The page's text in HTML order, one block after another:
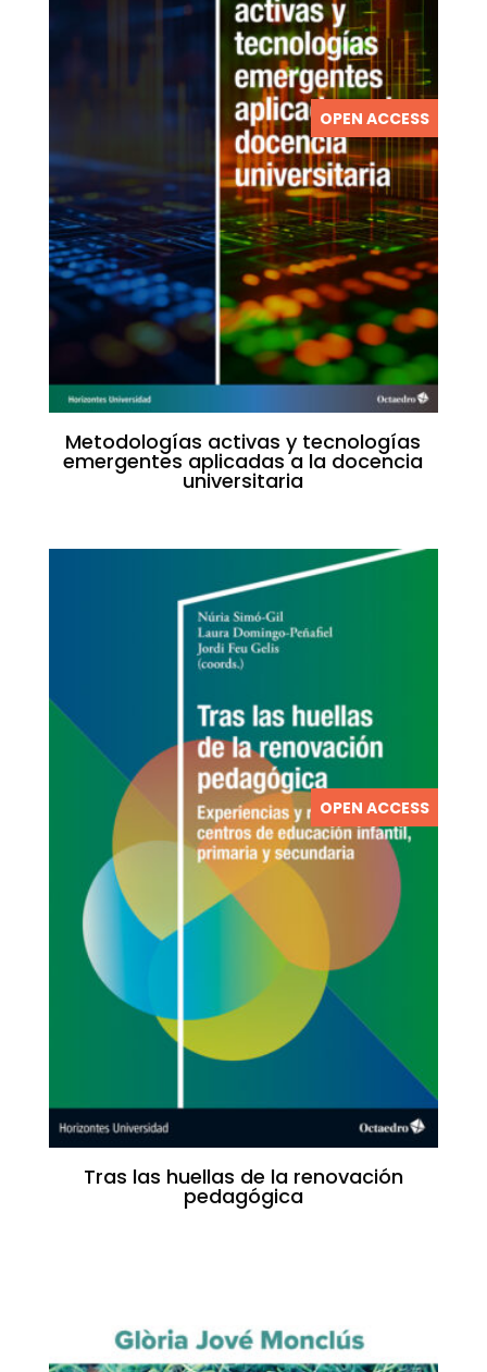
OPEN ACCESS
Metodologías activas y tecnologías
emergentes aplicadas a la docencia
universitaria
OPEN ACCESS
Tras las huellas de la renovación
pedagógica